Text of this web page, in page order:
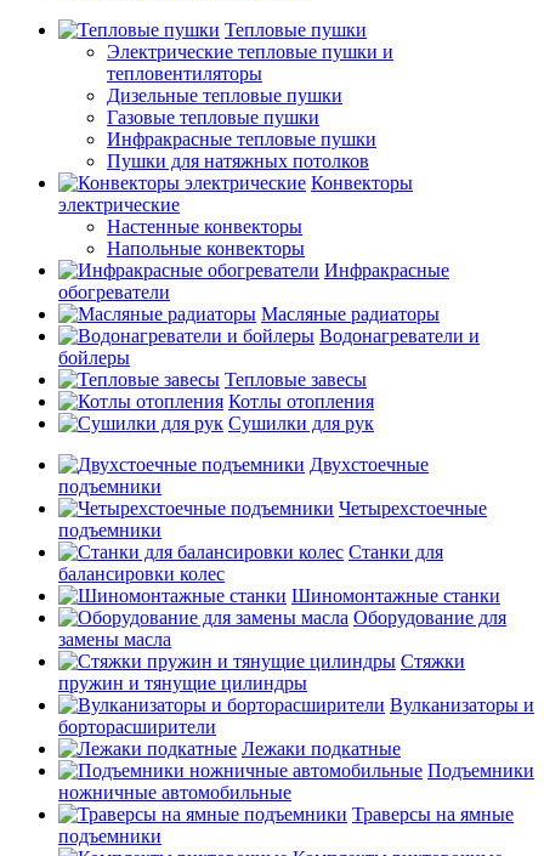
Тепловые пушки
Электрические тепловые пушки и
тепловентиляторы
Дизельные тепловые пушки
Газовые тепловые пушки
Инфракрасные тепловые пушки
Пушки для натяжных потолков
Конвекторы
электрические
Настенные конвекторы
Напольные конвекторы
Инфракрасные
обогреватели
Масляные радиаторы
Водонагреватели и
бойлеры
Тепловые завесы
Котлы отопления
Сушилки для рук
Двухстоечные
подъемники
Четырехстоечные
подъемники
Станки для
балансировки колес
Шиномонтажные станки
Оборудование для
замены масла
Стяжки
пружин и тянущие цилиндры
Вулканизаторы и
борторасширители
Лежаки подкатные
Подъемники
ножничные автомобильные
Траверсы на ямные
подъемники